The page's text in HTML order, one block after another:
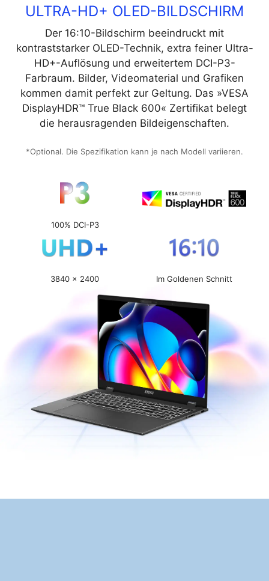
ULTRA-HD+ OLED-BILDSCHIRM
Der 16:10-Bildschirm beeindruckt mit
kontraststarker OLED-Technik, extra feiner Ultra-
HD+-Auflösung und erweitertem DCI-P3-
Farbraum. Bilder, Videomaterial und Grafiken
kommen damit perfekt zur Geltung. Das »VESA
DisplayHDR™ True Black 600« Zertifikat belegt
die herausragenden Bildeigenschaften.
*Optional. Die Spezifikation kann je nach Modell variieren.
100% DCI-P3
3840 x 2400 Im Goldenen Schnitt